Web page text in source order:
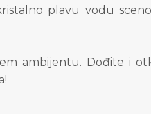
plavu vodu
ambijentu. Dođite i